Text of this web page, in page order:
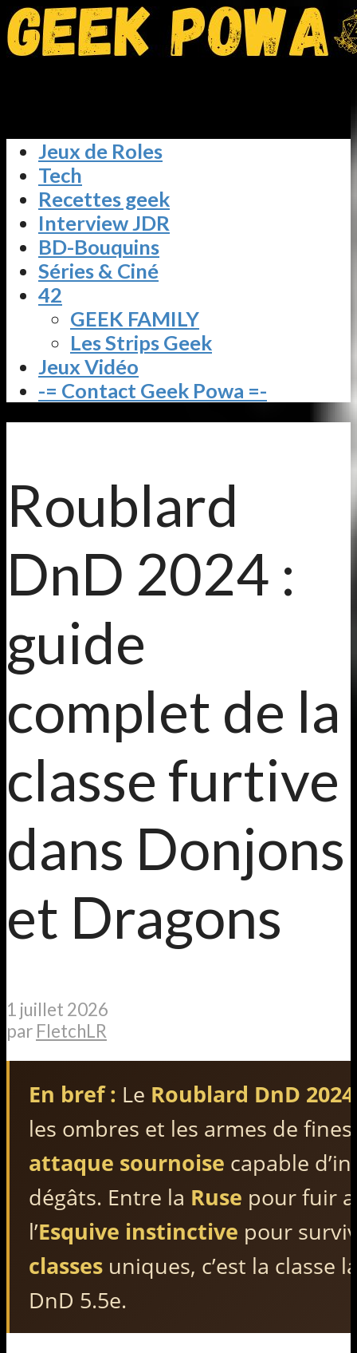
Jeux de Roles
Tech
Recettes geek
Interview JDR
BD-Bouquins
Séries & Ciné
42
GEEK FAMILY
Les Strips Geek
Jeux Vidéo
-= Contact Geek Powa =-
Roublard
DnD 2024 :
guide
complet de la
classe furtive
dans Donjons
et Dragons
1 juillet 2026
par FletchLR
En bref : Le Roublard DnD 2024
les ombres et les armes de
attaque sournoise capable
dégâts. Entre la Ruse pour fuir
l’Esquive instinctive pour
classes uniques, c’est la classe
DnD 5.5e.